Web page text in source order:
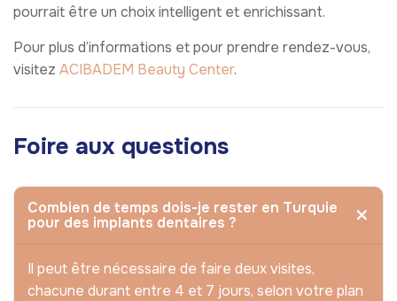
pourrait être un choix intelligent et enrichissant.
Pour plus d’informations et pour prendre rendez-vous,
visitez ACIBADEM Beauty Center.
Foire aux questions
Combien de temps dois-je rester en Turquie
pour des implants dentaires ?
Il peut être nécessaire de faire deux visites,
chacune durant entre 4 et 7 jours, selon votre plan